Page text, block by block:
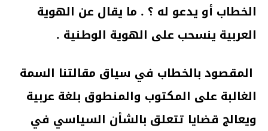
الخطاب أو يدعو له ؟ . ما يقال عن الهوية
العربية ينسحب على الهوية الوطنية .
المقصود بالخطاب في سياق مقالتنا السمة
الغالبة على المكتوب والمنطوق بلغة عربية
ويعالج قضايا تتعلق بالشأن السياسي في